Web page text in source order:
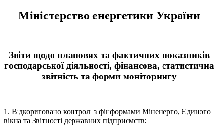
Міністерство енергетики України
Звіти щодо планових та фактичних показників
господарської діяльності, фінансова, статистична
звітність та форми моніторингу
1. Відкориговано контролі з фінформами Міненерго, Єдиного
вікна та Звітності державних підприємств: